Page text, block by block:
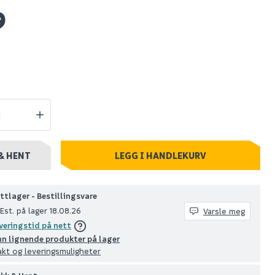
Klikk & Hent
HENT LEGG I HANDLEKURV
- Bestillingsvare
Est. på lager 18.08.26
på nett
lignende produkter på lager
og leveringsmuligheter
Varsle meg